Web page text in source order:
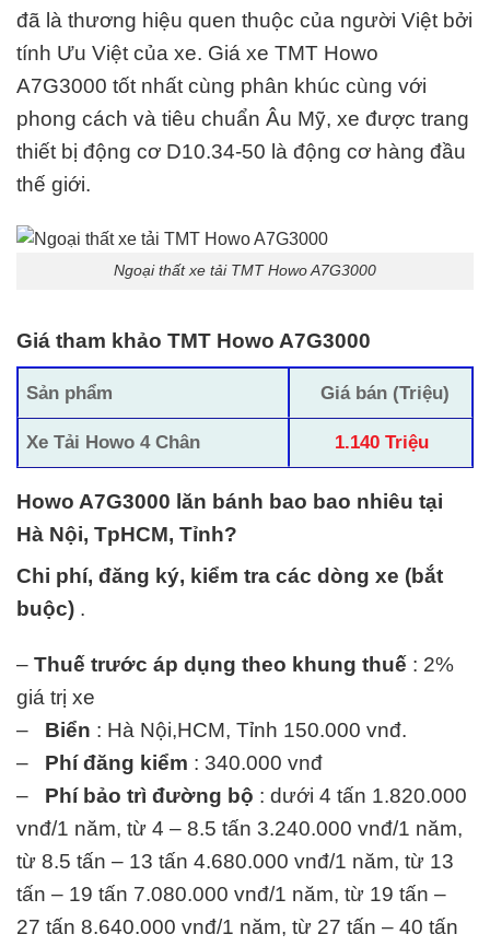
đã là thương hiệu quen thuộc của người Việt bởi
tính Ưu Việt của xe. Giá xe TMT Howo
A7G3000 tốt nhất cùng phân khúc cùng với
phong cách và tiêu chuẩn Âu Mỹ, xe được trang
thiết bị động cơ D10.34-50 là động cơ hàng đầu
thế giới.
Ngoại thất xe tải TMT Howo A7G3000
Giá tham khảo TMT Howo A7G3000
Sản phẩm Giá bán (Triệu)
Xe Tải Howo 4 Chân 1.140 Triệu
Howo A7G3000 lăn bánh bao bao nhiêu tại
Hà Nội, TpHCM, Tỉnh?
Chi phí, đăng ký, kiểm tra các dòng xe (bắt
buộc) .
– Thuế trước áp dụng theo khung thuế : 2%
giá trị xe
– Biển : Hà Nội,HCM, Tỉnh 150.000 vnđ.
– Phí đăng kiểm : 340.000 vnđ
– Phí bảo trì đường bộ : dưới 4 tấn 1.820.000
vnđ/1 năm, từ 4 – 8.5 tấn 3.240.000 vnđ/1 năm,
từ 8.5 tấn – 13 tấn 4.680.000 vnđ/1 năm, từ 13
tấn – 19 tấn 7.080.000 vnđ/1 năm, từ 19 tấn –
27 tấn 8.640.000 vnđ/1 năm, từ 27 tấn – 40 tấn